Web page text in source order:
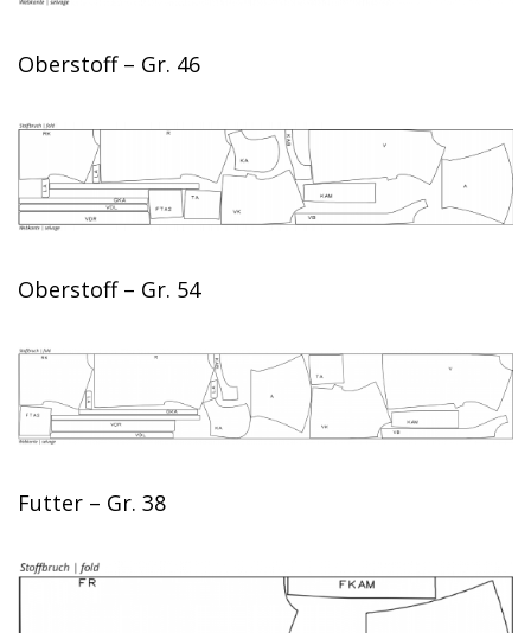
Oberstoff – Gr. 46
Oberstoff – Gr. 54
Futter – Gr. 38